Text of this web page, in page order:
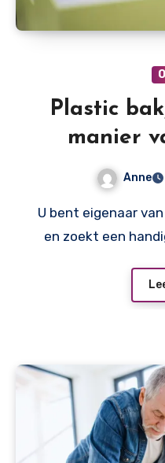
Plastic
manier
Anne
U bent eigenaar van een Chinees restaurant
en zoekt een